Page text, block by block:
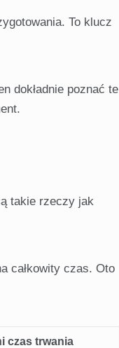
To klucz
dokładnie poznać te
takie rzeczy jak
całkowity czas. Oto
czas trwania